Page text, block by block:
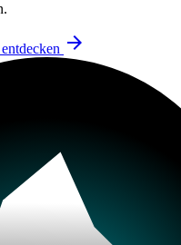
arrow_forward